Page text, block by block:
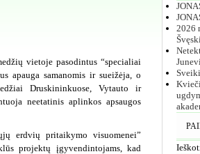
vietoje pasodintus “specialiai
apauga samanomis ir sueižėja, o
Druskininkuose, Vytauto ir
neetatinis aplinkos apsaugos
erdvių pritaikymo visuomenei”
projektų įgyvendintojams, kad
2026